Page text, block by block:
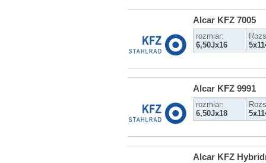
Alcar KFZ 7005
rozmiar:
6,50Jx16
Alcar KFZ 9991
rozmiar:
6,50Jx18
Alcar KFZ